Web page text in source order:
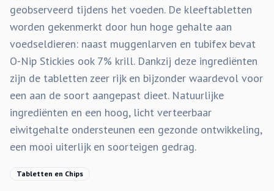
geobserveerd tijdens het voeden. De kleeftabletten
worden gekenmerkt door hun hoge gehalte aan
voedseldieren: naast muggenlarven en tubifex bevat
O-Nip Stickies ook 7% krill. Dankzij deze ingrediënten
zijn de tabletten zeer rijk en bijzonder waardevol voor
een aan de soort aangepast dieet. Natuurlijke
ingrediënten en een hoog, licht verteerbaar
eiwitgehalte ondersteunen een gezonde ontwikkeling,
een mooi uiterlijk en soorteigen gedrag.
Tabletten en Chips